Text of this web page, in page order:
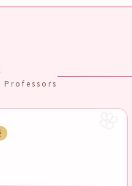
Professors